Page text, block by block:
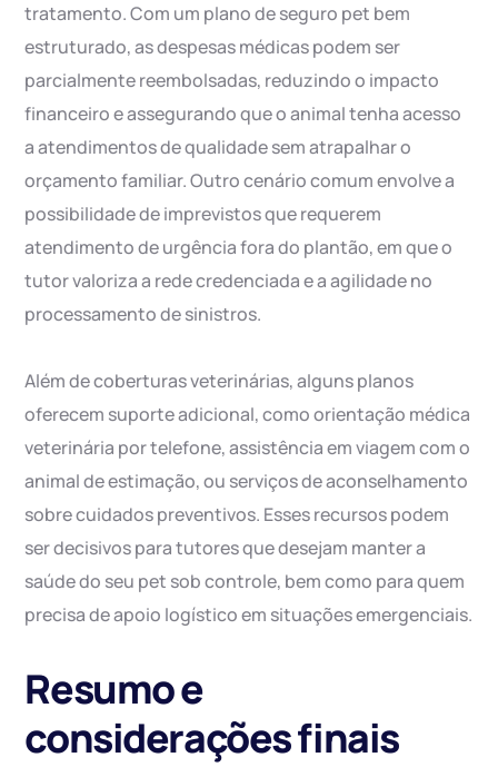
tratamento. Com um plano de seguro pet bem
estruturado, as despesas médicas podem ser
parcialmente reembolsadas, reduzindo o impacto
financeiro e assegurando que o animal tenha acesso
a atendimentos de qualidade sem atrapalhar o
orçamento familiar. Outro cenário comum envolve a
possibilidade de imprevistos que requerem
atendimento de urgência fora do plantão, em que o
tutor valoriza a rede credenciada e a agilidade no
processamento de sinistros.
Além de coberturas veterinárias, alguns planos
oferecem suporte adicional, como orientação médica
veterinária por telefone, assistência em viagem com o
animal de estimação, ou serviços de aconselhamento
sobre cuidados preventivos. Esses recursos podem
ser decisivos para tutores que desejam manter a
saúde do seu pet sob controle, bem como para quem
precisa de apoio logístico em situações emergenciais.
Resumo e
considerações finais